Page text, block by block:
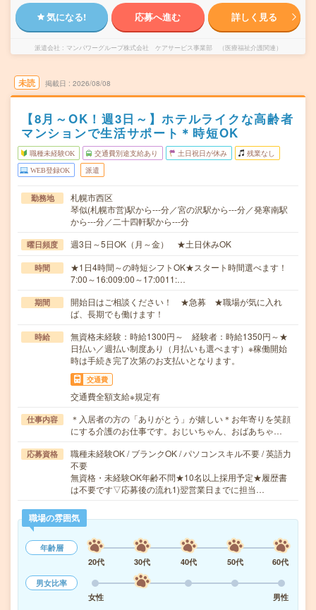
気になる! 応募へ進む 詳しく見る
派遣会社 マンパワーグループ株式会社 ケアサービス事業部 （医療福祉介護関連）
未読 掲載日 2026/08/08
【8月～OK！週3日～】ホテルライクな高齢者
マンションで生活サポート＊時短OK
職種未経験OK 交通費別途支給あり 土日祝日が休み 残業なし
WEB登録OK 派遣
勤務地
札幌市西区
琴似(札幌市営)駅から---分／宮の沢駅から---分／発寒南駅
から---分／二十四軒駅から---分
曜日頻度 週3日～5日OK（月～金） ★土日休みOK
時間
★1日4時間～の時短シフトOK★スタート時間選べます！
7:00～16:009:00～17:0011:…
期間
開始日はご相談ください！ ★急募 ★職場が気に入れ
ば、長期でも働けます！
時給
無資格未経験：時給1300円～ 経験者：時給1350円～★
日払い／週払い制度あり（月払いも選べます）※稼働開始
時は手続き完了次第のお支払いとなります。
交通費
交通費全額支給※規定有
仕事内容
＊入居者の方の「ありがとう」が嬉しい＊お年寄りを笑顔
にする介護のお仕事です。おじいちゃん、おばあちゃ…
応募資格
職種未経験OK / ブランクOK / パソコンスキル不要 / 英語力
不要
無資格・未経験OK年齢不問★10名以上採用予定★履歴書
は不要です▽応募後の流れ1)翌営業日までに担当…
職場の雰囲気
年齢層
20代
30代 40代 50代
60代
男女比率
女性
男性